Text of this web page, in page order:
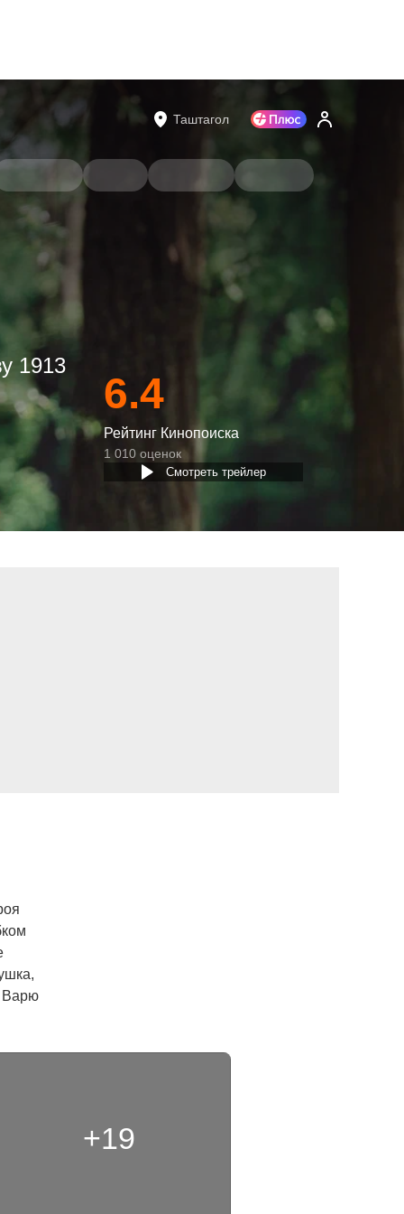
Таштагол
1913
6.4
Рейтинг Кинопоиска
1 010 оценок
Смотреть трейлер
Варю
+19